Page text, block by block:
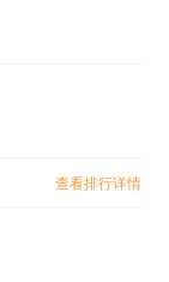
查看排行详情